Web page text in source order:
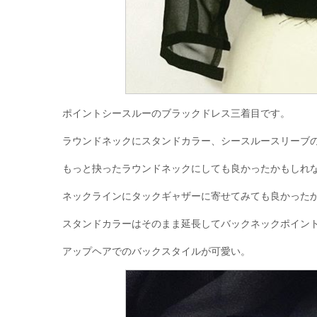
ポイントシースルーのブラックドレス三着目です。
ラウンドネックにスタンドカラー、シースルースリーブ
もっと抉ったラウンドネックにしても良かったかもしれ
ネックラインにタックギャザーに寄せてみても良かった
スタンドカラーはそのまま延長してバックネックポイン
アップヘアでのバックスタイルが可愛い。